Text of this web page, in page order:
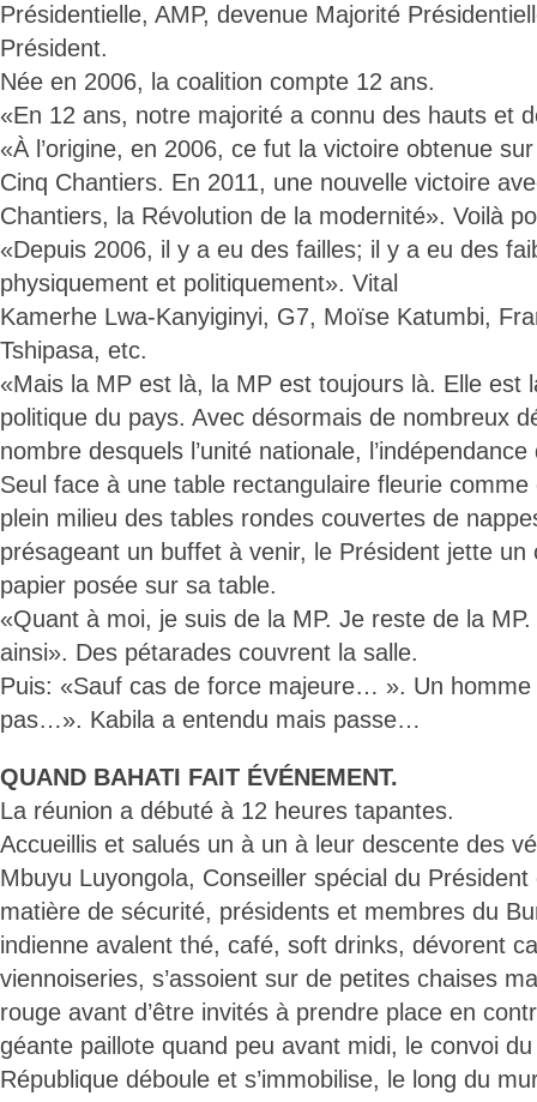
Présidentielle, AMP, devenue Majorité
Président.
Née en 2006, la coalition compte 12 ans.
«En 12 ans, notre majorité a connu des hauts et
«À l’origine, en 2006, ce fut la victoire obtenue
Cinq Chantiers. En 2011, une nouvelle victoire
Chantiers, la Révolution de la modernité». Voilà
«Depuis 2006, il y a eu des failles; il y a eu des
physiquement et politiquement». Vital
Kamerhe Lwa-Kanyiginyi, G7, Moïse Katumbi,
Tshipasa, etc.
«Mais la MP est là, la MP est toujours là. Elle est
politique du pays. Avec désormais de nombreux
nombre desquels l’unité nationale,
Seul face à une table rectangulaire fleurie
plein milieu des tables rondes couvertes de
présageant un buffet à venir, le Président jette
papier posée sur sa table.
«Quant à moi, je suis de la MP. Je reste de la
ainsi». Des pétarades couvrent la salle.
Puis: «Sauf cas de force majeure… ». Un homme
pas…». Kabila a entendu mais passe…
QUAND BAHATI FAIT ÉVÉNEMENT.
La réunion a débuté à 12 heures tapantes.
Accueillis et salués un à un à leur descente des
Mbuyu Luyongola, Conseiller spécial du
matière de sécurité, présidents et membres du
indienne avalent thé, café, soft drinks, dévorent
viennoiseries, s’assoient sur de petites chaises
rouge avant d’être invités à prendre place en
géante paillote quand peu avant midi, le convoi
République déboule et s’immobilise, le long du